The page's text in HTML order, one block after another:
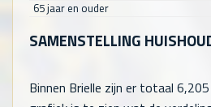
65 jaar en ouder
SAMENSTELLING
Binnen Brielle zijn er totaal 6,205